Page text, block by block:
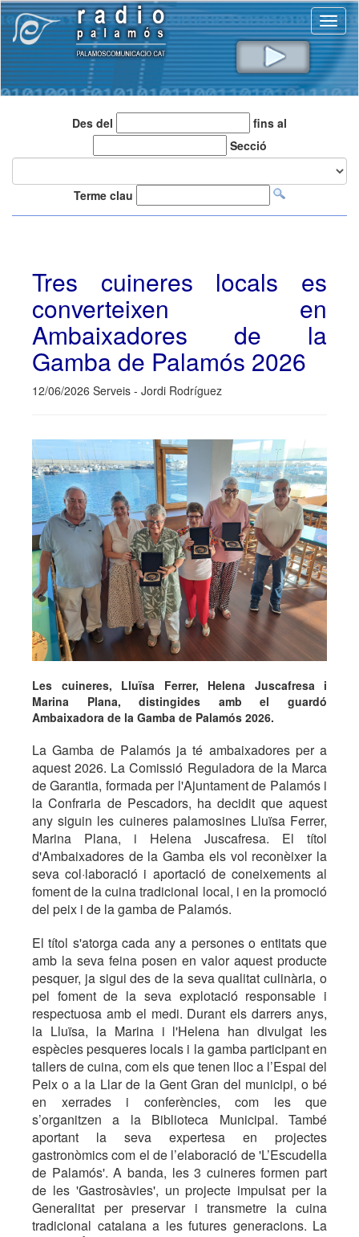
Des del
fins al
Secció
Terme clau
Tres cuineres locals es
converteixen en
Ambaixadores de la
Gamba de Palamós 2026
12/06/2026 Serveis - Jordi Rodríguez
Les cuineres, Lluïsa Ferrer, Helena Juscafresa i
Marina Plana, distingides amb el guardó
Ambaixadora de la Gamba de Palamós 2026.
La Gamba de Palamós ja té ambaixadores per a
aquest 2026. La Comissió Reguladora de la Marca
de Garantia, formada per l'Ajuntament de Palamós i
la Confraria de Pescadors, ha decidit que aquest
any siguin les cuineres palamosines Lluïsa Ferrer,
Marina Plana, i Helena Juscafresa. El títol
d'Ambaixadores de la Gamba els vol reconèixer la
seva col·laboració i aportació de coneixements al
foment de la cuina tradicional local, i en la promoció
del peix i de la gamba de Palamós.
El títol s'atorga cada any a persones o entitats que
amb la seva feina posen en valor aquest producte
pesquer, ja sigui des de la seva qualitat culinària, o
pel foment de la seva explotació responsable i
respectuosa amb el medi. Durant els darrers anys,
la Lluïsa, la Marina i l'Helena han divulgat les
espècies pesqueres locals i la gamba participant en
tallers de cuina, com els que tenen lloc a l’Espai del
Peix o a la Llar de la Gent Gran del municipi, o bé
en xerrades i conferències, com les que
s’organitzen a la Biblioteca Municipal. També
aportant la seva expertesa en projectes
gastronòmics com el de l’elaboració de 'L’Escudella
de Palamós'. A banda, les 3 cuineres formen part
de les 'Gastrosàvies', un projecte impulsat per la
Generalitat per preservar i transmetre la cuina
tradicional catalana a les futures generacions. La